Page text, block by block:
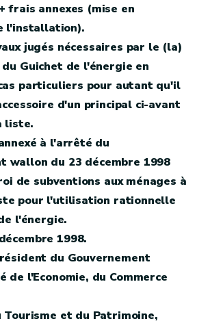
frais annexes (mise en
l'installation).
jugés nécessaires par le (la)
Guichet de l'énergie en
particuliers pour autant qu'il
d'un principal ci-avant
liste.
à l'arrêté du
wallon du 23 décembre 1998
de subventions aux ménages à
pour l'utilisation rationnelle
l'énergie.
1998.
du Gouvernement
de l'Economie, du Commerce
Tourisme et du Patrimoine,